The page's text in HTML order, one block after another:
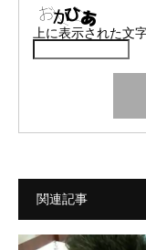
上に表示された文
関連記事